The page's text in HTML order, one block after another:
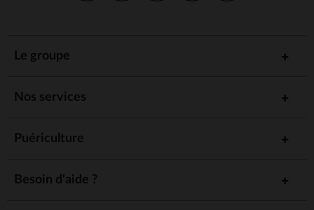
Le groupe
Nos services
Puériculture
Besoin d'aide ?